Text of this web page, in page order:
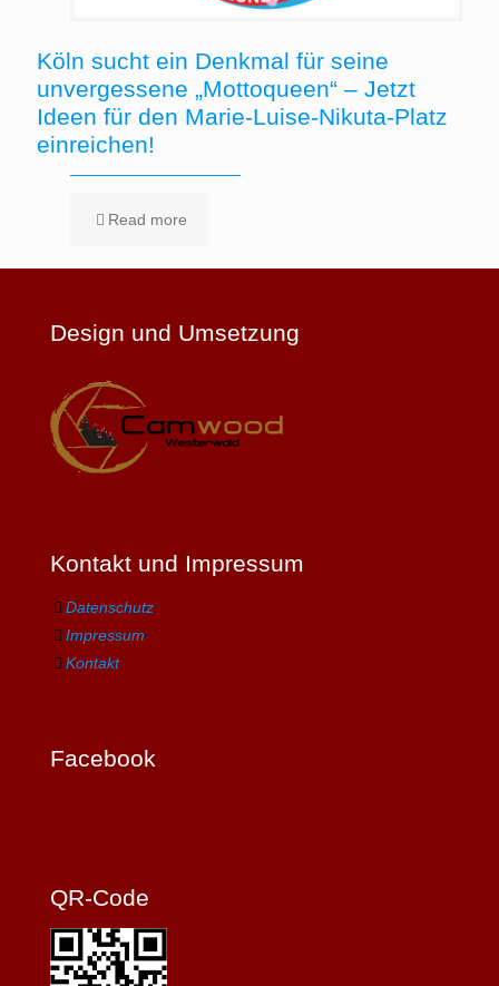
Köln sucht ein Denkmal für seine
unvergessene „Mottoqueen“ – Jetzt
Ideen für den Marie-Luise-Nikuta-Platz
einreichen!
Read more
Design und Umsetzung
Kontakt und Impressum
Datenschutz
Impressum
Kontakt
Facebook
QR-Code